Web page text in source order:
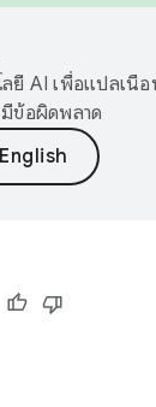
ยี AI เพื่อแปลเนื้
ข้อผิดพลาด